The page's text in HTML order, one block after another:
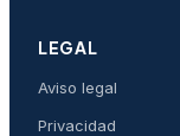
LEGAL
Aviso legal
Privacidad